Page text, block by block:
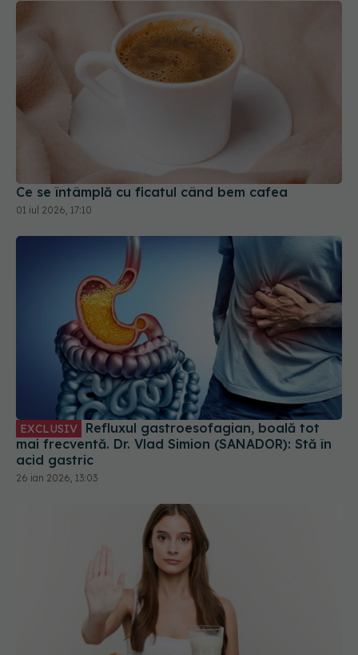
Ce se întâmplă cu ficatul când bem cafea
EXCLUSIV Refluxul gastroesofagian, boală tot
mai frecventă. Dr. Vlad Simion (SANADOR): Stă în
acid gastric
26 ian 2026, 13:03
Ce se întâmplă când sari peste micul dejun